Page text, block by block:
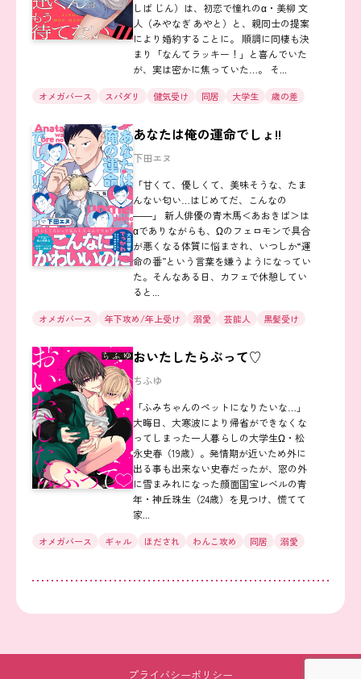
しば じん）は、初恋で憧れのα・美柳 文
人（みやなぎ あやと）と、親同士の提案
により婚約することに。 順調に同棲も決
まり「なんてラッキー！」と喜んでいた
が、実は密かに焦っていた…。 そ...
オメガバース スパダリ 健気受け 同居 大学生 歳の差
あなたは俺の運命でしょ!!
下田エヌ
「甘くて、優しくて、美味そうな、たま
んない匂い…はじめてだ、こんなの
――」 新人俳優の青木馬＜あおきば＞は
αでありながらも、Ωのフェロモンで具合
が悪くなる体質に悩まされ、いつしか“運
命の番”という言葉を嫌うようになってい
た。そんなある日、カフェで休憩してい
ると...
オメガバース 年下攻め/年上受け 溺愛 芸能人 黒髪受け
おいたしたらぶって♡
ちふゆ
「ふみちゃんのペットになりたいな…」
大晦日、大寒波により帰省ができなくな
ってしまった一人暮らしの大学生Ω・松
永史春（19歳）。発情期が近いため外に
出る事も出来ない史春だったが、窓の外
に雪まみれになった顔面国宝レベルの青
年・神丘珠生（24歳）を見つけ、慌てて
家...
オメガバース ギャル ほだされ わんこ攻め 同居 溺愛
プライバシーポリシー